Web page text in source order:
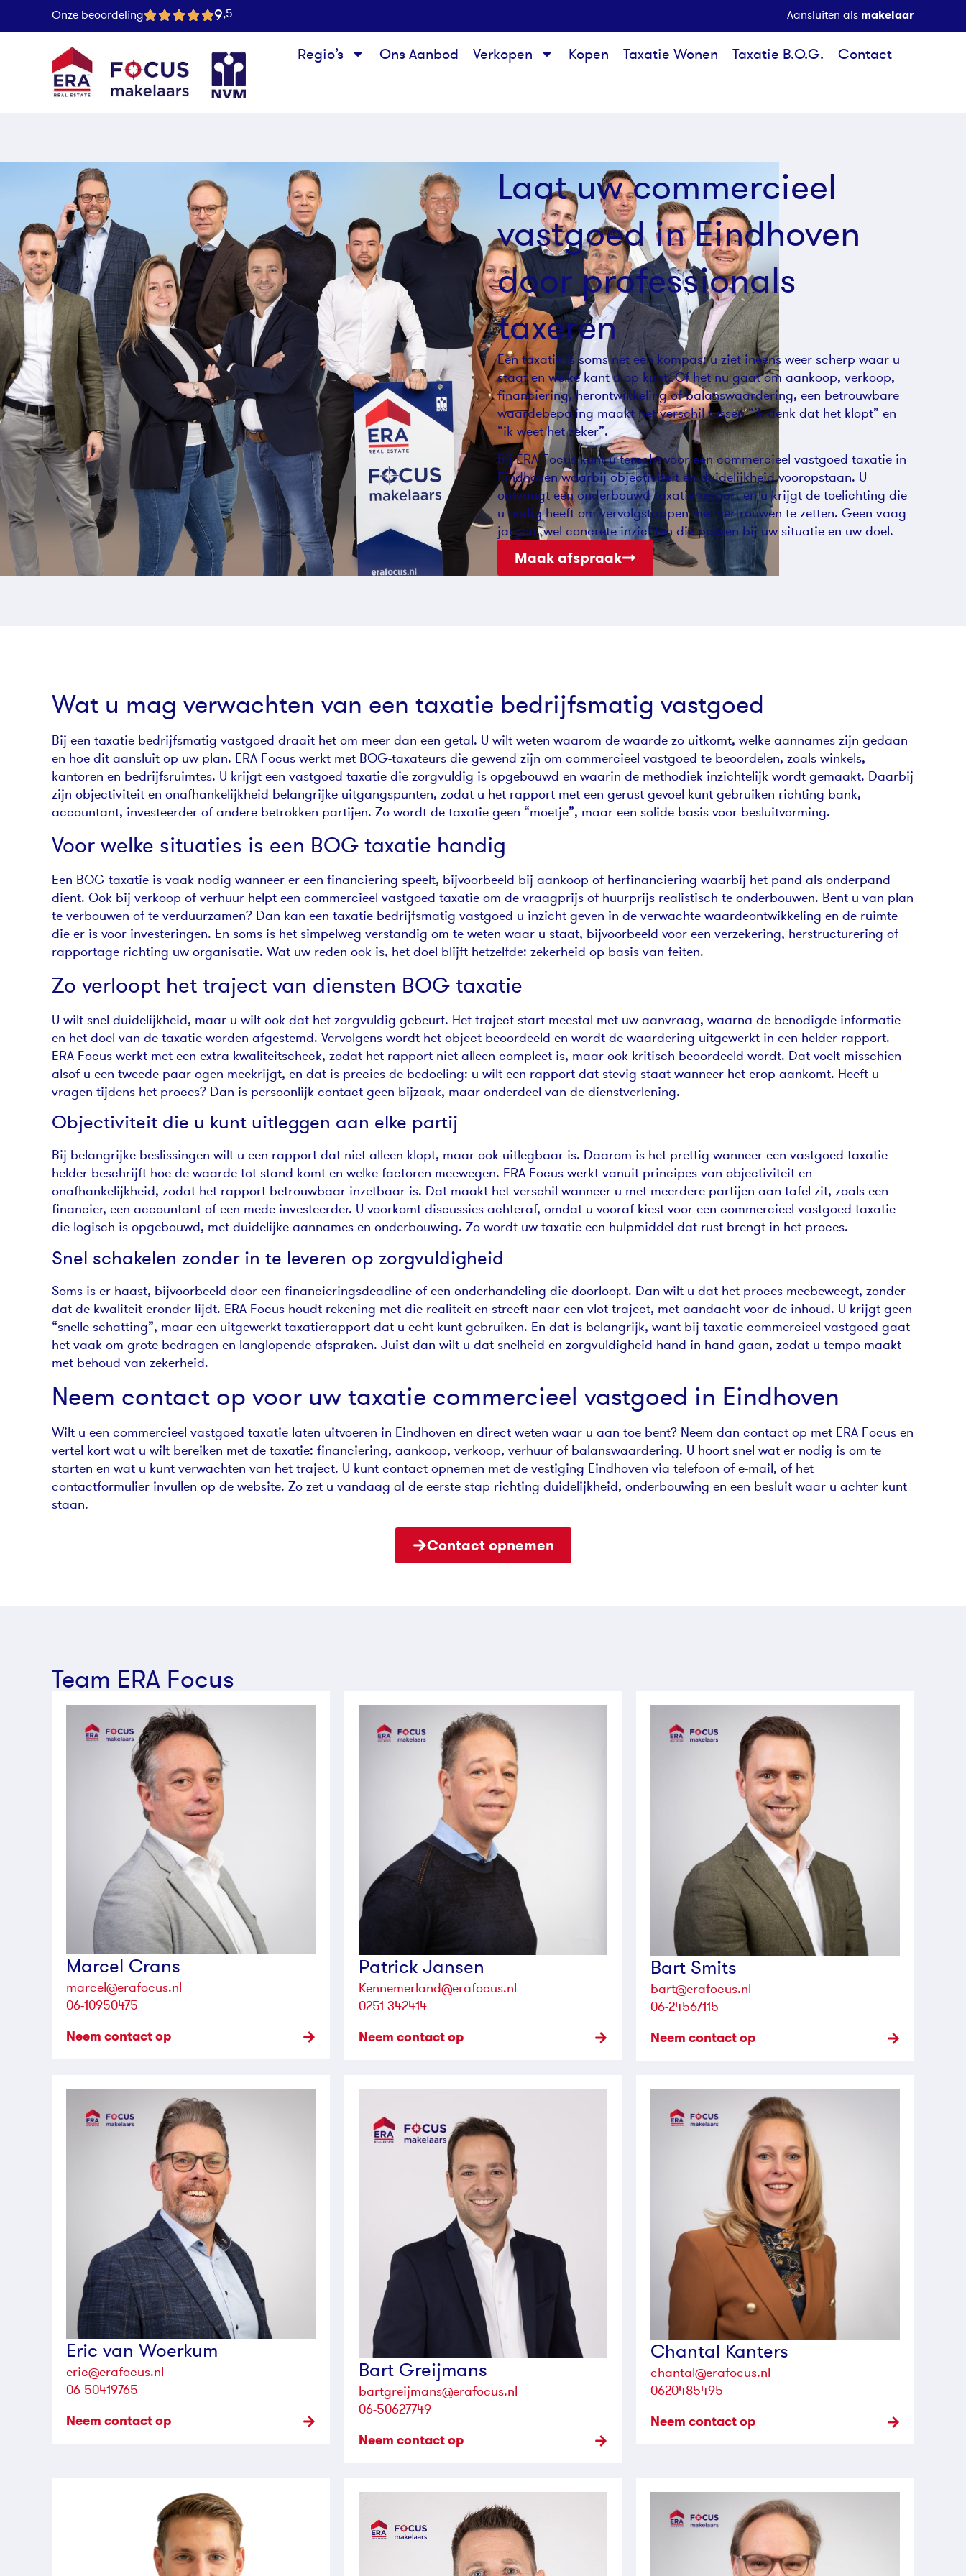
Onze beoordeling 9,5 Aansluiten als makelaar
Regio’s Ons Aanbod Verkopen Kopen Taxatie Wonen Taxatie B.O.G. Contact
Laat uw commercieel
vastgoed in Eindhoven
door professionals
taxeren
Een taxatie is soms net een kompas: u ziet ineens weer scherp waar u
staat en welke kant u op kunt. Of het nu gaat om aankoop, verkoop,
financiering, herontwikkeling of balanswaardering, een betrouwbare
waardebepaling maakt het verschil tussen “ik denk dat het klopt” en
“ik weet het zeker”.
Bij ERA Focus kunt u terecht voor een commercieel vastgoed taxatie in
Eindhoven waarbij objectiviteit en duidelijkheid vooropstaan. U
ontvangt een onderbouwd taxatierapport en u krijgt de toelichting die
u nodig heeft om vervolgstappen met vertrouwen te zetten. Geen vaag
jargon, wel concrete inzichten die passen bij uw situatie en uw doel.
Maak afspraak
Wat u mag verwachten van een taxatie bedrijfsmatig vastgoed
Bij een taxatie bedrijfsmatig vastgoed draait het om meer dan een getal. U wilt weten waarom de waarde zo uitkomt, welke aannames zijn gedaan
en hoe dit aansluit op uw plan. ERA Focus werkt met BOG-taxateurs die gewend zijn om commercieel vastgoed te beoordelen, zoals winkels,
kantoren en bedrijfsruimtes. U krijgt een vastgoed taxatie die zorgvuldig is opgebouwd en waarin de methodiek inzichtelijk wordt gemaakt. Daarbij
zijn objectiviteit en onafhankelijkheid belangrijke uitgangspunten, zodat u het rapport met een gerust gevoel kunt gebruiken richting bank,
accountant, investeerder of andere betrokken partijen. Zo wordt de taxatie geen “moetje”, maar een solide basis voor besluitvorming.
Voor welke situaties is een BOG taxatie handig
Een BOG taxatie is vaak nodig wanneer er een financiering speelt, bijvoorbeeld bij aankoop of herfinanciering waarbij het pand als onderpand
dient. Ook bij verkoop of verhuur helpt een commercieel vastgoed taxatie om de vraagprijs of huurprijs realistisch te onderbouwen. Bent u van plan
te verbouwen of te verduurzamen? Dan kan een taxatie bedrijfsmatig vastgoed u inzicht geven in de verwachte waardeontwikkeling en de ruimte
die er is voor investeringen. En soms is het simpelweg verstandig om te weten waar u staat, bijvoorbeeld voor een verzekering, herstructurering of
rapportage richting uw organisatie. Wat uw reden ook is, het doel blijft hetzelfde: zekerheid op basis van feiten.
Zo verloopt het traject van diensten BOG taxatie
U wilt snel duidelijkheid, maar u wilt ook dat het zorgvuldig gebeurt. Het traject start meestal met uw aanvraag, waarna de benodigde informatie
en het doel van de taxatie worden afgestemd. Vervolgens wordt het object beoordeeld en wordt de waardering uitgewerkt in een helder rapport.
ERA Focus werkt met een extra kwaliteitscheck, zodat het rapport niet alleen compleet is, maar ook kritisch beoordeeld wordt. Dat voelt misschien
alsof u een tweede paar ogen meekrijgt, en dat is precies de bedoeling: u wilt een rapport dat stevig staat wanneer het erop aankomt. Heeft u
vragen tijdens het proces? Dan is persoonlijk contact geen bijzaak, maar onderdeel van de dienstverlening.
Objectiviteit die u kunt uitleggen aan elke partij
Bij belangrijke beslissingen wilt u een rapport dat niet alleen klopt, maar ook uitlegbaar is. Daarom is het prettig wanneer een vastgoed taxatie
helder beschrijft hoe de waarde tot stand komt en welke factoren meewegen. ERA Focus werkt vanuit principes van objectiviteit en
onafhankelijkheid, zodat het rapport betrouwbaar inzetbaar is. Dat maakt het verschil wanneer u met meerdere partijen aan tafel zit, zoals een
financier, een accountant of een mede-investeerder. U voorkomt discussies achteraf, omdat u vooraf kiest voor een commercieel vastgoed taxatie
die logisch is opgebouwd, met duidelijke aannames en onderbouwing. Zo wordt uw taxatie een hulpmiddel dat rust brengt in het proces.
Snel schakelen zonder in te leveren op zorgvuldigheid
Soms is er haast, bijvoorbeeld door een financieringsdeadline of een onderhandeling die doorloopt. Dan wilt u dat het proces meebeweegt, zonder
dat de kwaliteit eronder lijdt. ERA Focus houdt rekening met die realiteit en streeft naar een vlot traject, met aandacht voor de inhoud. U krijgt geen
“snelle schatting”, maar een uitgewerkt taxatierapport dat u echt kunt gebruiken. En dat is belangrijk, want bij taxatie commercieel vastgoed gaat
het vaak om grote bedragen en langlopende afspraken. Juist dan wilt u dat snelheid en zorgvuldigheid hand in hand gaan, zodat u tempo maakt
met behoud van zekerheid.
Neem contact op voor uw taxatie commercieel vastgoed in Eindhoven
Wilt u een commercieel vastgoed taxatie laten uitvoeren in Eindhoven en direct weten waar u aan toe bent? Neem dan contact op met ERA Focus en
vertel kort wat u wilt bereiken met de taxatie: financiering, aankoop, verkoop, verhuur of balanswaardering. U hoort snel wat er nodig is om te
starten en wat u kunt verwachten van het traject. U kunt contact opnemen met de vestiging Eindhoven via telefoon of e-mail, of het
contactformulier invullen op de website. Zo zet u vandaag al de eerste stap richting duidelijkheid, onderbouwing en een besluit waar u achter kunt
staan.
Contact opnemen
Team ERA Focus
Marcel Crans
marcel@erafocus.nl
06-10950475
Neem contact op
Patrick Jansen
Kennemerland@erafocus.nl
0251-342414
Neem contact op
Bart Smits
bart@erafocus.nl
06-24567115
Neem contact op
Eric van Woerkum
eric@erafocus.nl
06-50419765
Neem contact op
Bart Greijmans
bartgreijmans@erafocus.nl
06-50627749
Neem contact op
Chantal Kanters
chantal@erafocus.nl
0620485495
Neem contact op